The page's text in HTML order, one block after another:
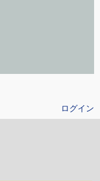
ログイン